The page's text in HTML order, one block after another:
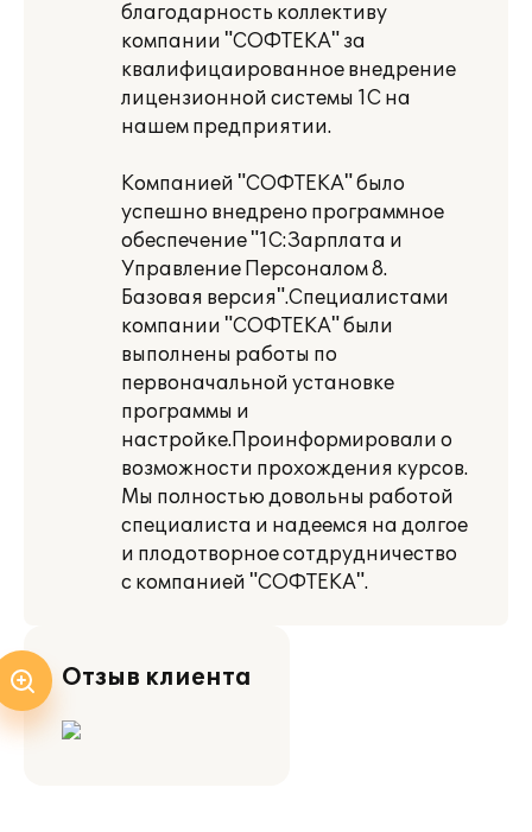
благодарность коллективу
компании "СОФТЕКА" за
квалифицаированное внедрение
лицензионной системы 1С на
нашем предприятии.
Компанией "СОФТЕКА" было
успешно внедрено программное
обеспечение "1С:Зарплата и
Управление Персоналом 8.
Базовая версия".Специалистами
компании "СОФТЕКА" были
выполнены работы по
первоначальной установке
программы и
настройке.Проинформировали о
возможности прохождения курсов.
Мы полностью довольны работой
специалиста и надеемся на долгое
и плодотворное сотдрудничество
с компанией "СОФТЕКА".
Отзыв клиента